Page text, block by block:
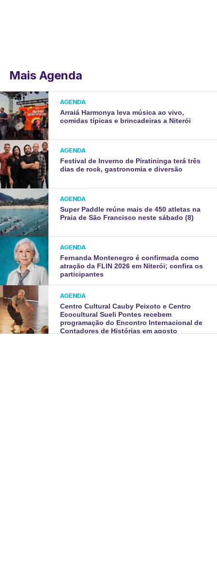
Mais Agenda
AGENDA
Arraiá Harmonya leva música ao vivo,
comidas típicas e brincadeiras a Niterói
AGENDA
Festival de Inverno de Piratininga terá três
dias de rock, gastronomia e diversão
AGENDA
Super Paddle reúne mais de 450 atletas na
Praia de São Francisco neste sábado (8)
AGENDA
Fernanda Montenegro é confirmada como
atração da FLIN 2026 em Niterói; confira os
participantes
AGENDA
Centro Cultural Cauby Peixoto e Centro
Ecocultural Sueli Pontes recebem
programação do Encontro Internacional de
Contadores de Histórias em agosto